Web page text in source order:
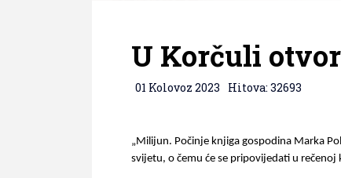
U Korčuli
01 Kolovoz 2023 Hitova: 32693
„Milijun. Počinje knjiga gospodina Marka
svijetu, o čemu će se pripovijedati u rečenoj